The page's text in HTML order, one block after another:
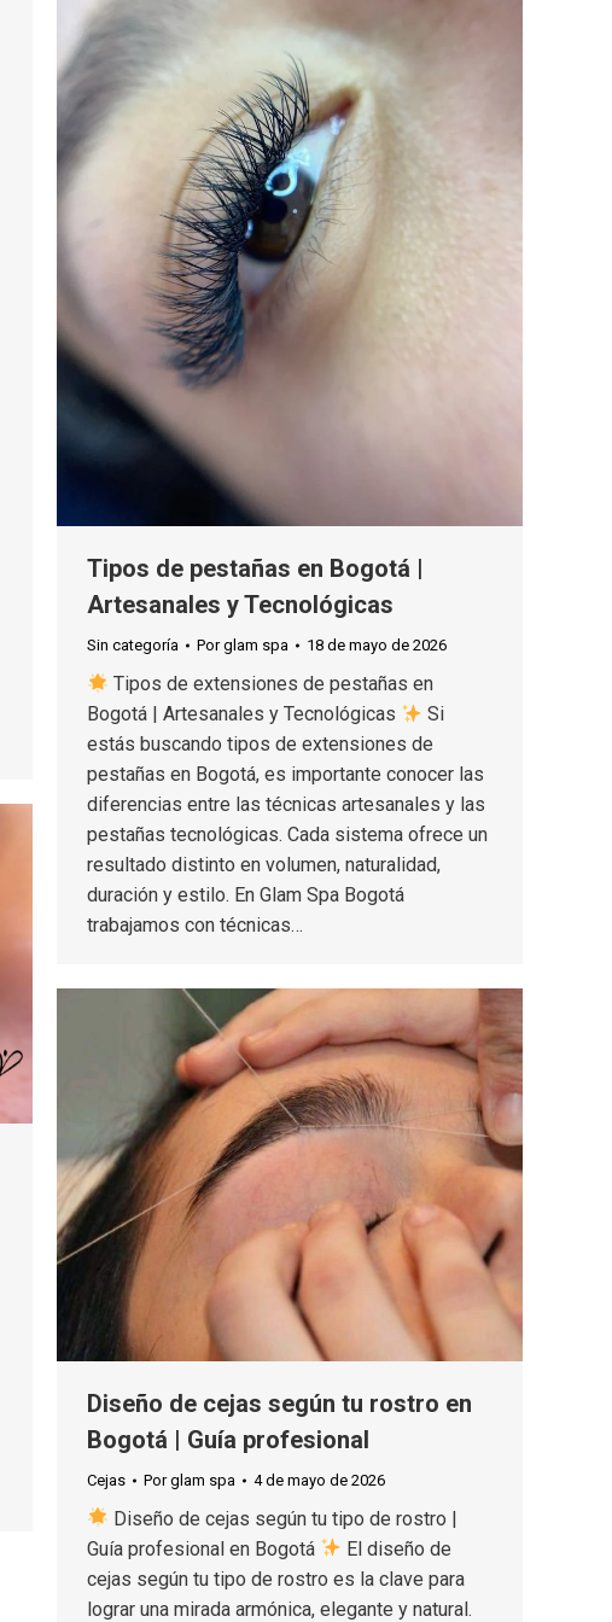
Tipos de pestañas en Bogotá |
Artesanales y Tecnológicas
Sin categoría Porglam spa 18 de mayo de 2026
Tipos de extensiones de pestañas en
Bogotá | Artesanales y Tecnológicas
Si
estás buscando tipos de extensiones de
pestañas en Bogotá, es importante conocer las
diferencias entre las técnicas artesanales y las
pestañas tecnológicas. Cada sistema ofrece un
resultado distinto en volumen, naturalidad,
duración y estilo. En Glam Spa Bogotá
trabajamos con técnicas…
Diseño de cejas según tu rostro en
Bogotá | Guía profesional
Cejas Porglam spa 4 de mayo de 2026
Diseño de cejas según tu tipo de rostro |
Guía profesional en Bogotá
El diseño de
cejas según tu tipo de rostro es la clave para
lograr una mirada armónica, elegante y natural.